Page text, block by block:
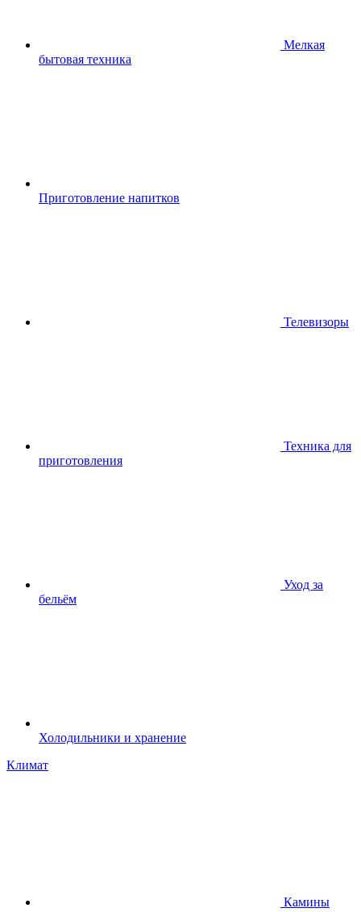
Мелкая
бытовая техника
Приготовление напитков
Телевизоры
Техника для
приготовления
Уход за
бельём
Холодильники и хранение
Климат
Камины